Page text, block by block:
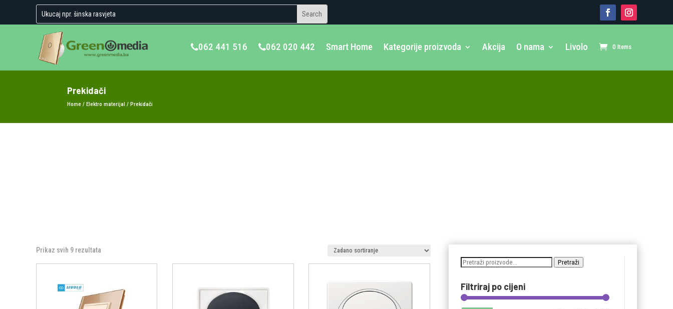
062 441 516 062 020 442 Smart Home Kategorije proizvoda Akcija O nama Livolo 0 Items
Prekidači
Home / Elektro materijal / Prekidači
Prikaz svih 9 rezultata
Pretraži: Pretraži
Filtriraj po cijeni